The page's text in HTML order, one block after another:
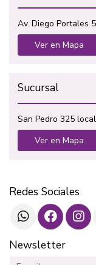
Av. Diego Portales
Ver en Mapa
Sucursal
San Pedro 325
Ver en Mapa
Redes Sociales
Newsletter